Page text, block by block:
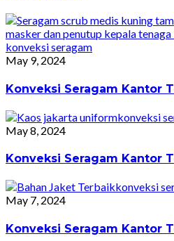
konveksi seragam
May 9, 2024
Konveksi Seragam Kantor
konveksi
May 8, 2024
Konveksi Seragam Kantor
konveksi
May 7, 2024
Konveksi Seragam Kantor